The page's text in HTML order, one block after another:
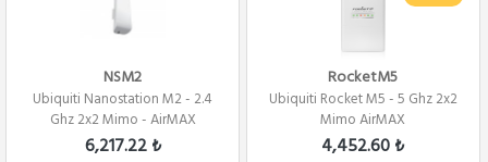
NSM2
Ubiquiti Nanostation M2 - 2.4
Ghz 2x2 Mimo - AirMAX
6,217.22 ₺
RocketM5
Ubiquiti Rocket M5 - 5 Ghz 2x2
Mimo AirMAX
4,452.60 ₺